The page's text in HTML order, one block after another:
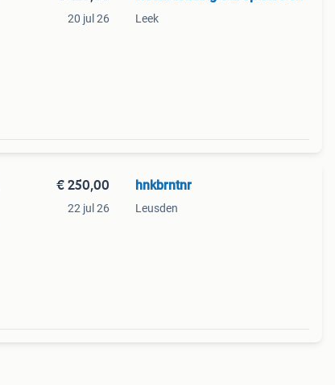
20 jul 26 Leek
€ 250,00
22 jul 26
hnkbrntnr
Leusden